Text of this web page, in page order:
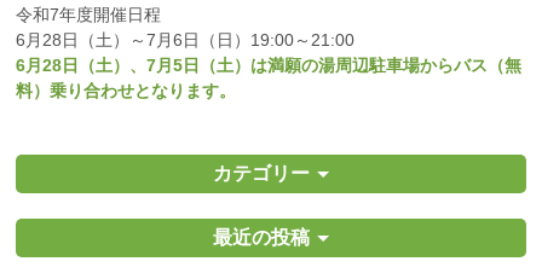
令和7年度開催日程
6月28日（土）～7月6日（日）19:00～21:00
6月28日（土）、7月5日（土）は満願の湯周辺駐車場からバス（無
料）乗り合わせとなります。
カテゴリー
最近の投稿